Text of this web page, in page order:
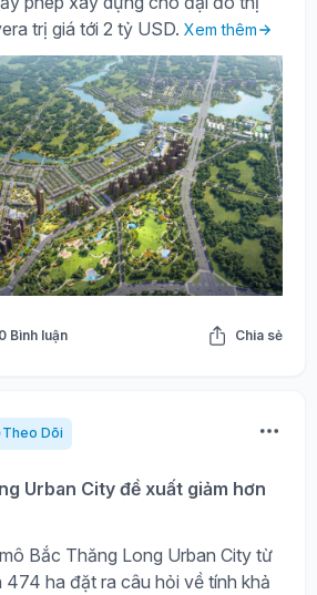
trị giá tới 2 tỷ USD. Xem thêm
0 Bình luận Chia sẻ
Theo Dõi
Urban City đề xuất giảm hơn
Bắc Thăng Long Urban City từ
ha đặt ra câu hỏi về tính khả